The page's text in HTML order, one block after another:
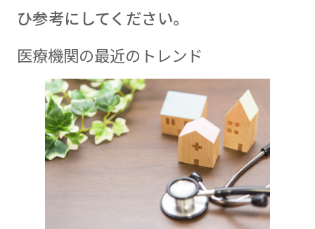
ひ参考にしてください。
医療機関の最近のトレンド